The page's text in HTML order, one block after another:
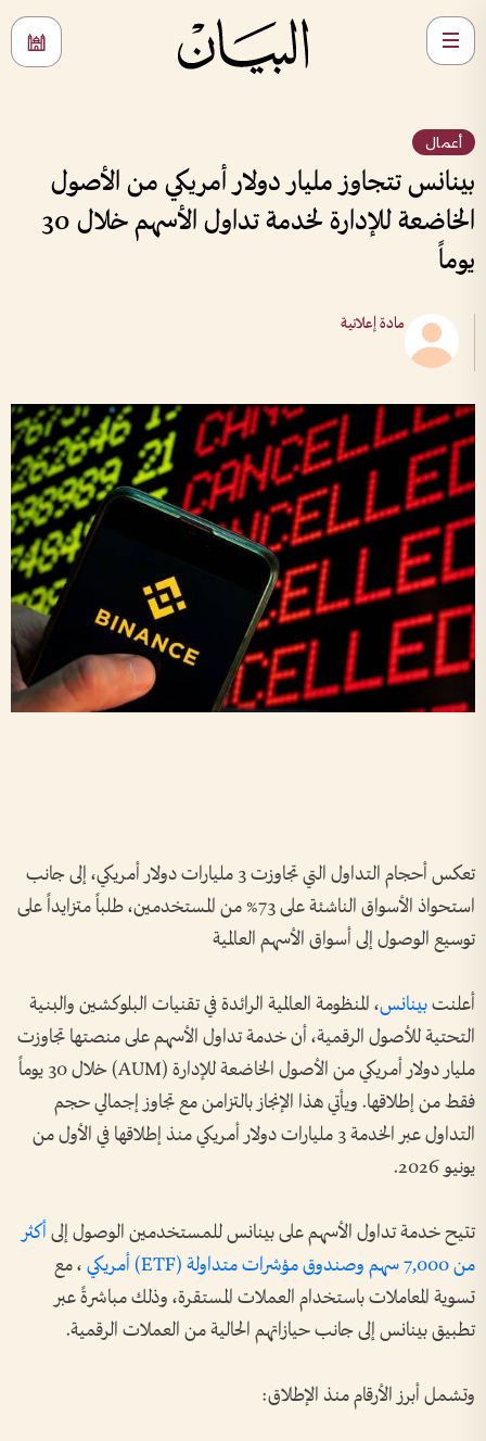
أعمال
بينانس تتجاوز مليار دولار أمريكي من الأصول
الخاضعة للإدارة لخدمة تداول الأسهم خلال 30
يوماً
مادة إعلانية
تعكس أحجام التداول التي تجاوزت 3 مليارات دولار أمريكي، إلى جانب
استحواذ الأسواق الناشئة على 73% من المستخدمين، طلباً متزايداً على
توسيع الوصول إلى أسواق الأسهم العالمية
أعلنتبينانس، المنظومة العالمية الرائدة في تقنيات البلوكشين والبنية
التحتية للأصول الرقمية، أن خدمة تداول الأسهم على منصتها تجاوزت
مليار دولار أمريكي من الأصول الخاضعة للإدارة (AUM) خلال 30 يوماً
فقط من إطلاقها. ويأتي هذا الإنجاز بالتزامن مع تجاوز إجمالي حجم
التداول عبر الخدمة 3 مليارات دولار أمريكي منذ إطلاقها في الأول من
يونيو 2026.
تتيح خدمة تداول الأسهم على بينانس للمستخدمين الوصول إلىأكثر
من 7,000 سهم وصندوق مؤشرات متداولة (ETF) أمريكي
، مع
تسوية المعاملات باستخدام العملات المستقرة، وذلك مباشرةً عبر
تطبيق بينانس إلى جانب حيازاتهم الحالية من العملات الرقمية.
وتشمل أبرز الأرقام منذ الإطلاق: